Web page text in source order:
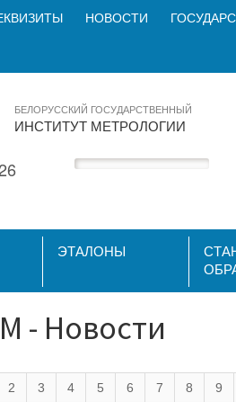
НОВОСТИ
БЕЛОРУССКИЙ ГОСУДАРСТВЕННЫЙ
ИНСТИТУТ МЕТРОЛОГИИ
ЭТАЛОНЫ
- Новости
2 3 4 5 6 7 8 9